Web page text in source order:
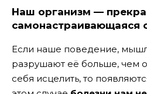
Наш организм —
самонастраивающаяся
Если наше поведение,
разрушают её больше, чем
себя исцелить, то